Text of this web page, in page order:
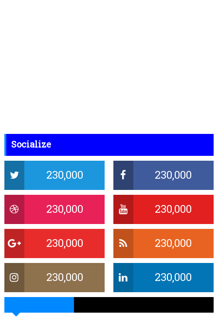
Socialize
230,000
230,000
230,000
230,000
230,000
230,000
230,000
230,000